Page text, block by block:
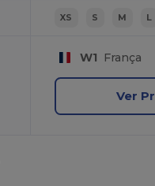
XS S M L
W1 França
Ver